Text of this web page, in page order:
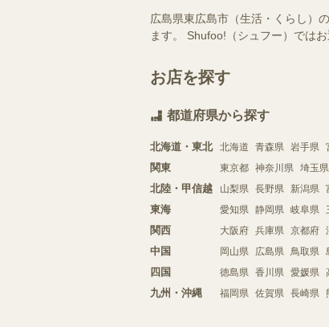
広島県東広島市（生活・くらし）
ます。 Shufoo!（シュフー）では
お店を探す
都道府県から探す
北海道・東北 北海道 青森県 岩手県
関東 東京都 神奈川県 埼玉県
北陸・甲信越 山梨県 長野県 新潟県
東海 愛知県 静岡県 岐阜県
関西 大阪府 兵庫県 京都府
中国 岡山県 広島県 鳥取県
四国 徳島県 香川県 愛媛県
九州・沖縄 福岡県 佐賀県 長崎県